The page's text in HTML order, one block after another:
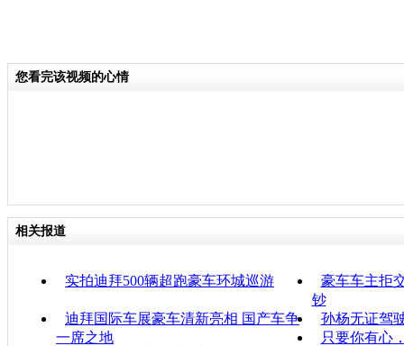
您看完该视频的心情
相关报道
实拍迪拜500辆超跑豪车环城巡游
豪车车主拒
钞
迪拜国际车展豪车清新亮相 国产车争
一席之地
孙杨无证驾
只要你有心